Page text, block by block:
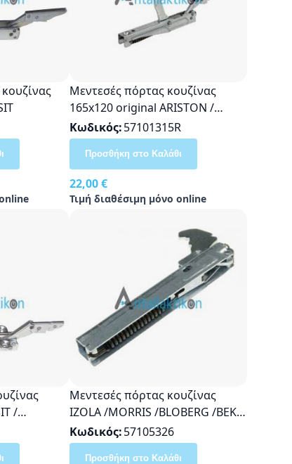
Μεντεσές πόρτας κουζίνας
165x120 original ARISTON /
INDESIT / WHRLPOOL / MERLON
/ NARDI C00033322,
482000026239, CF5992
Κωδικός 57101315R
22,00 €
Τιμή διαθέσιμη μόνο online
Προσθήκη στο Καλάθι
/
Μεντεσές πόρτας κουζίνας
IZOLA /MORRIS /BLOBERG /BEKO
/ESKIMO/ ARCELIK 8042002,
8075424 17cm
Κωδικός 57105326
Προσθήκη στο Καλάθι